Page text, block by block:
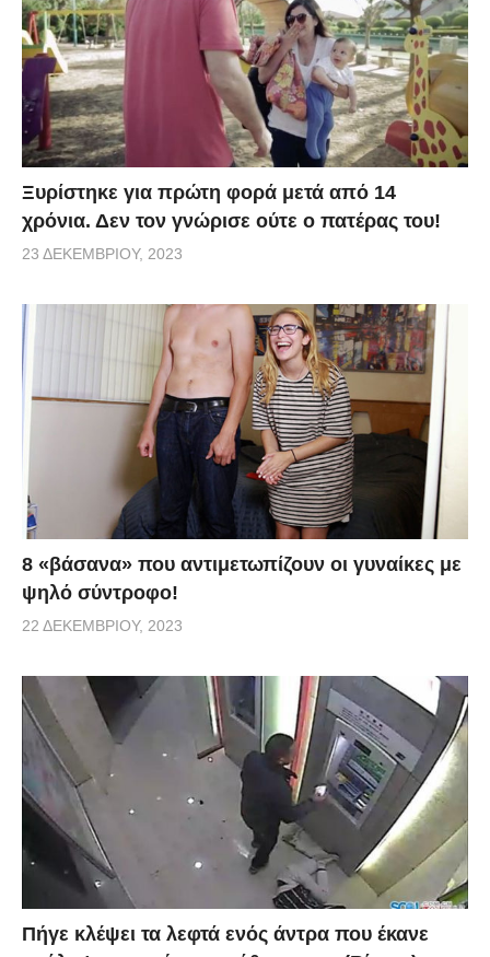
Ξυρίστηκε για πρώτη φορά μετά από 14
χρόνια. Δεν τον γνώρισε ούτε ο πατέρας του!
23 ΔΕΚΕΜΒΡΊΟΥ, 2023
8 «βάσανα» που αντιμετωπίζουν οι γυναίκες με
ψηλό σύντροφο!
22 ΔΕΚΕΜΒΡΊΟΥ, 2023
Πήγε κλέψει τα λεφτά ενός άντρα που έκανε